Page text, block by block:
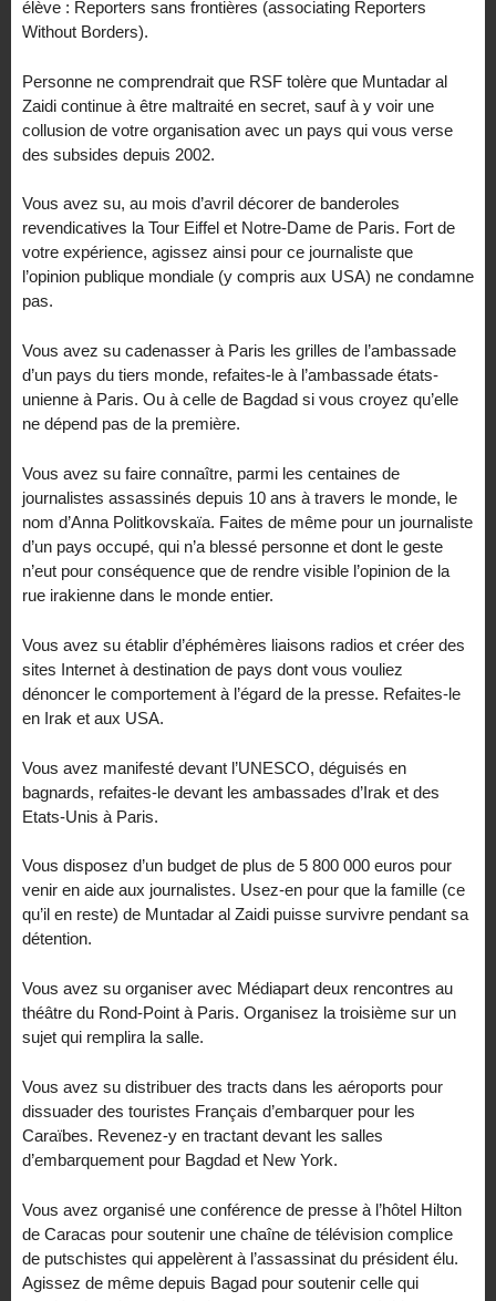
élève : Reporters sans frontières (associating Reporters
Without Borders).
Personne ne comprendrait que RSF tolère que Muntadar al
Zaidi continue à être maltraité en secret, sauf à y voir une
collusion de votre organisation avec un pays qui vous verse
des subsides depuis 2002.
Vous avez su, au mois d’avril décorer de banderoles
revendicatives la Tour Eiffel et Notre-Dame de Paris. Fort de
votre expérience, agissez ainsi pour ce journaliste que
l’opinion publique mondiale (y compris aux USA) ne condamne
pas.
Vous avez su cadenasser à Paris les grilles de l’ambassade
d’un pays du tiers monde, refaites-le à l’ambassade états-
unienne à Paris. Ou à celle de Bagdad si vous croyez qu’elle
ne dépend pas de la première.
Vous avez su faire connaître, parmi les centaines de
journalistes assassinés depuis 10 ans à travers le monde, le
nom d’Anna Politkovskaïa. Faites de même pour un journaliste
d’un pays occupé, qui n’a blessé personne et dont le geste
n’eut pour conséquence que de rendre visible l’opinion de la
rue irakienne dans le monde entier.
Vous avez su établir d’éphémères liaisons radios et créer des
sites Internet à destination de pays dont vous vouliez
dénoncer le comportement à l’égard de la presse. Refaites-le
en Irak et aux USA.
Vous avez manifesté devant l’UNESCO, déguisés en
bagnards, refaites-le devant les ambassades d’Irak et des
Etats-Unis à Paris.
Vous disposez d’un budget de plus de 5 800 000 euros pour
venir en aide aux journalistes. Usez-en pour que la famille (ce
qu’il en reste) de Muntadar al Zaidi puisse survivre pendant sa
détention.
Vous avez su organiser avec Médiapart deux rencontres au
théâtre du Rond-Point à Paris. Organisez la troisième sur un
sujet qui remplira la salle.
Vous avez su distribuer des tracts dans les aéroports pour
dissuader des touristes Français d’embarquer pour les
Caraïbes. Revenez-y en tractant devant les salles
d’embarquement pour Bagdad et New York.
Vous avez organisé une conférence de presse à l’hôtel Hilton
de Caracas pour soutenir une chaîne de télévision complice
de putschistes qui appelèrent à l’assassinat du président élu.
Agissez de même depuis Bagad pour soutenir celle qui